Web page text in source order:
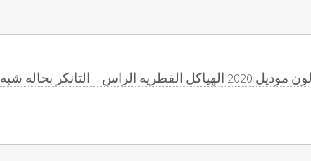
راس مان موديل 2016 وتكر مجاري 5700 جالون موديل 2020 الهياكل القطريه الراس + التانكر بحاله شبه